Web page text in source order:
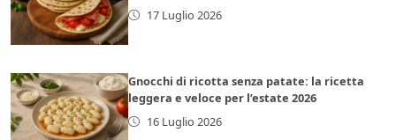
17 Luglio 2026
Gnocchi di ricotta senza patate: la ricetta
leggera e veloce per l’estate 2026
16 Luglio 2026